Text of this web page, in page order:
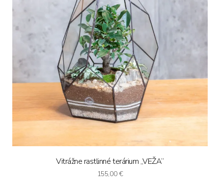
Vitrážne rastlinné terárium „VEŽA“
155,00€